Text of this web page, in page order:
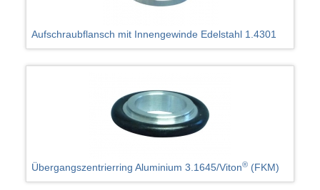
Aufschraubflansch mit Innengewinde Edelstahl 1.4301
Übergangszentrierring Aluminium 3.1645/Viton® (FKM)